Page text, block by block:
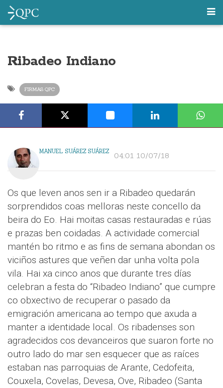
Ribadeo Indiano
FIRMAS QPC
MANUEL SUÁREZ SUÁREZ 04:01 10/07/18
Os que leven anos sen ir a Ribadeo quedarán
sorprendidos coas melloras neste concello da
beira do Eo. Hai moitas casas restauradas e rúas
e prazas ben coidadas. A actividade comercial
mantén bo ritmo e as fins de semana abondan os
viciños astures que veñen dar unha volta pola
vila. Hai xa cinco anos que durante tres días
celebran a festa do “Ribadeo Indiano” que cumpre
co obxectivo de recuperar o pasado da
emigración americana ao tempo que axuda a
manter a identidade local. Os ribadenses son
agradecidos cos devanceiros que suaron forte no
outro lado do mar sen esquecer que as raíces
estaban nas parroquias de Arante, Cedofeita,
Couxela, Covelas, Devesa, Ove, Ribadeo (Santa